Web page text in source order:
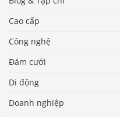
Cao cấp
Công nghệ
Đám cưới
Di động
Doanh nghiệp